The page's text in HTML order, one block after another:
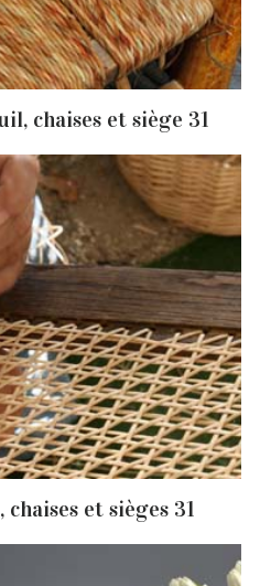
chaises et siège 31
et sièges 31